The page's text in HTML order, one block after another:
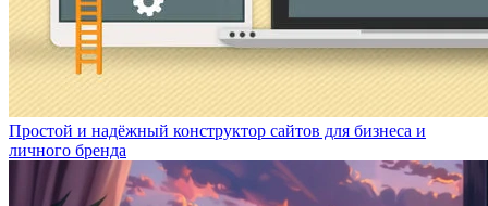
Простой и надёжный конструктор сайтов для бизнеса и
личного бренда